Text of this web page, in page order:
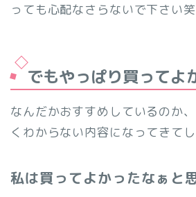
っても心配なさらないで下さい笑
でもやっぱり買ってよ
なんだかおすすめしているのか
くわからない内容になってきてし
私は買ってよかったなぁと